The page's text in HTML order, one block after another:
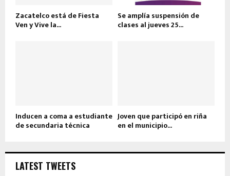
Zacatelco está de Fiesta
Ven y Vive la...
Se amplía suspensión de
clases al jueves 25...
Inducen a coma a estudiante
de secundaria técnica
Joven que participó en riña
en el municipio...
LATEST TWEETS